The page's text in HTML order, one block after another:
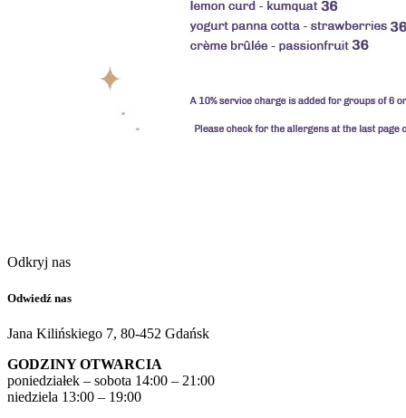
Odkryj nas
Odwiedź nas
Jana Kilińskiego 7, 80-452 Gdańsk
GODZINY OTWARCIA
poniedziałek – sobota 14:00 – 21:00
niedziela 13:00 – 19:00